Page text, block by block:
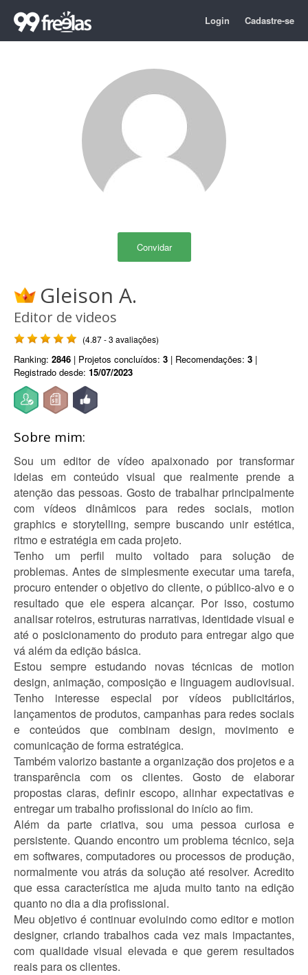
Login Cadastre-se
Convidar
Gleison A.
Editor de videos
(4.87 - 3 avaliações)
Ranking: 2846 | Projetos concluídos: 3 | Recomendações: 3 |
Registrado desde: 15/07/2023
Sobre mim:
Sou um editor de vídeo apaixonado por transformar
ideias em conteúdo visual que realmente prende a
atenção das pessoas. Gosto de trabalhar principalmente
com vídeos dinâmicos para redes sociais, motion
graphics e storytelling, sempre buscando unir estética,
ritmo e estratégia em cada projeto.
Tenho um perfil muito voltado para solução de
problemas. Antes de simplesmente executar uma tarefa,
procuro entender o objetivo do cliente, o público-alvo e o
resultado que ele espera alcançar. Por isso, costumo
analisar roteiros, estruturas narrativas, identidade visual e
até o posicionamento do produto para entregar algo que
vá além da edição básica.
Estou sempre estudando novas técnicas de motion
design, animação, composição e linguagem audiovisual.
Tenho interesse especial por vídeos publicitários,
lançamentos de produtos, campanhas para redes sociais
e conteúdos que combinam design, movimento e
comunicação de forma estratégica.
Também valorizo bastante a organização dos projetos e a
transparência com os clientes. Gosto de elaborar
propostas claras, definir escopo, alinhar expectativas e
entregar um trabalho profissional do início ao fim.
Além da parte criativa, sou uma pessoa curiosa e
persistente. Quando encontro um problema técnico, seja
em softwares, computadores ou processos de produção,
normalmente vou atrás da solução até resolver. Acredito
que essa característica me ajuda muito tanto na edição
quanto no dia a dia profissional.
Meu objetivo é continuar evoluindo como editor e motion
designer, criando trabalhos cada vez mais impactantes,
com qualidade visual elevada e que gerem resultados
reais para os clientes.